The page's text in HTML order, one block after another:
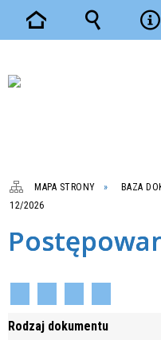
MAPA STRONY BAZA
12/2026
Rodzaj dokumentu
Strona